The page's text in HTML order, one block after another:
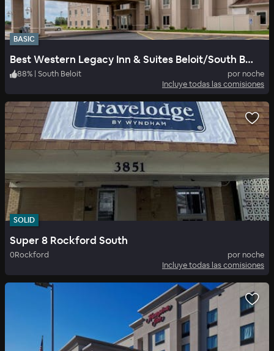
BASIC
Best Western Legacy Inn & Suites Beloit/South Beloit
88% | South Beloit
por noche
Incluye todas las comisiones
SOLID
Super 8 Rockford South
0Rockford
por noche
Incluye todas las comisiones